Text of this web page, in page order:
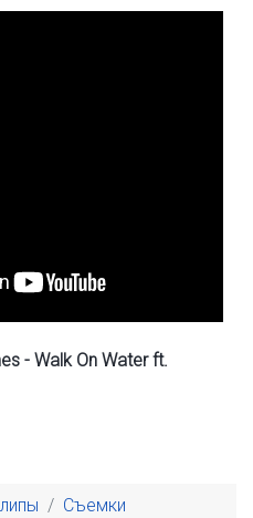
- Walk On Water ft.
Съемки